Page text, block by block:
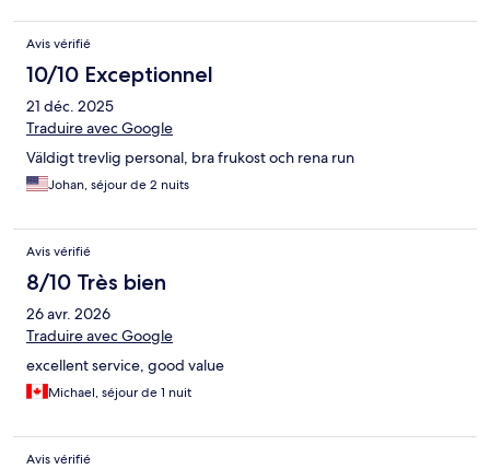
Avis vérifié
10/10 Exceptionnel
21 déc. 2025
Traduire avec Google
Väldigt trevlig personal, bra frukost och rena run
Johan, séjour de 2 nuits
Avis vérifié
8/10 Très bien
26 avr. 2026
Traduire avec Google
excellent service, good value
Michael, séjour de 1 nuit
Avis vérifié